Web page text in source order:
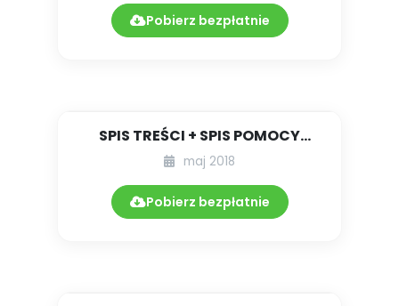
Pobierz bezpłatnie
SPIS TREŚCI + SPIS POMOCY
DYDAKTYCZNYCH 5.200/2018
maj 2018
Pobierz bezpłatnie